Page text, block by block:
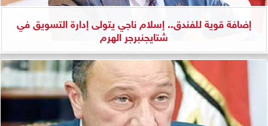
إضافة قوية للفندق.. إسلام ناجي يتولى إدارة التسويق في
شتايجنبرجر الهرم